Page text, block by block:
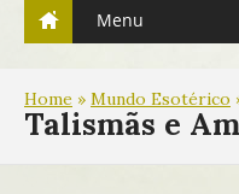
Menu
Home » Mundo Esotérico
Talismãs e